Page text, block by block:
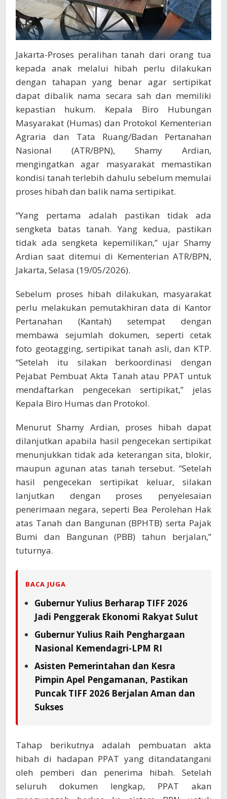
Jakarta-Proses peralihan tanah dari orang tua
kepada anak melalui hibah perlu dilakukan
dengan tahapan yang benar agar sertipikat
dapat dibalik nama secara sah dan memiliki
kepastian hukum. Kepala Biro Hubungan
Masyarakat (Humas) dan Protokol Kementerian
Agraria dan Tata Ruang/Badan Pertanahan
Nasional (ATR/BPN), Shamy Ardian,
mengingatkan agar masyarakat memastikan
kondisi tanah terlebih dahulu sebelum memulai
proses hibah dan balik nama sertipikat.
“Yang pertama adalah pastikan tidak ada
sengketa batas tanah. Yang kedua, pastikan
tidak ada sengketa kepemilikan,” ujar Shamy
Ardian saat ditemui di Kementerian ATR/BPN,
Jakarta, Selasa (19/05/2026).
Sebelum proses hibah dilakukan, masyarakat
perlu melakukan pemutakhiran data di Kantor
Pertanahan (Kantah) setempat dengan
membawa sejumlah dokumen, seperti cetak
foto geotagging, sertipikat tanah asli, dan KTP.
“Setelah itu silakan berkoordinasi dengan
Pejabat Pembuat Akta Tanah atau PPAT untuk
mendaftarkan pengecekan sertipikat,” jelas
Kepala Biro Humas dan Protokol.
Menurut Shamy Ardian, proses hibah dapat
dilanjutkan apabila hasil pengecekan sertipikat
menunjukkan tidak ada keterangan sita, blokir,
maupun agunan atas tanah tersebut. “Setelah
hasil pengecekan sertipikat keluar, silakan
lanjutkan dengan proses penyelesaian
penerimaan negara, seperti Bea Perolehan Hak
atas Tanah dan Bangunan (BPHTB) serta Pajak
Bumi dan Bangunan (PBB) tahun berjalan,”
tuturnya.
BACA JUGA
Gubernur Yulius Berharap TIFF 2026
Jadi Penggerak Ekonomi Rakyat Sulut
Gubernur Yulius Raih Penghargaan
Nasional Kemendagri-LPM RI
Asisten Pemerintahan dan Kesra
Pimpin Apel Pengamanan, Pastikan
Puncak TIFF 2026 Berjalan Aman dan
Sukses
Tahap berikutnya adalah pembuatan akta
hibah di hadapan PPAT yang ditandatangani
oleh pemberi dan penerima hibah. Setelah
seluruh dokumen lengkap, PPAT akan